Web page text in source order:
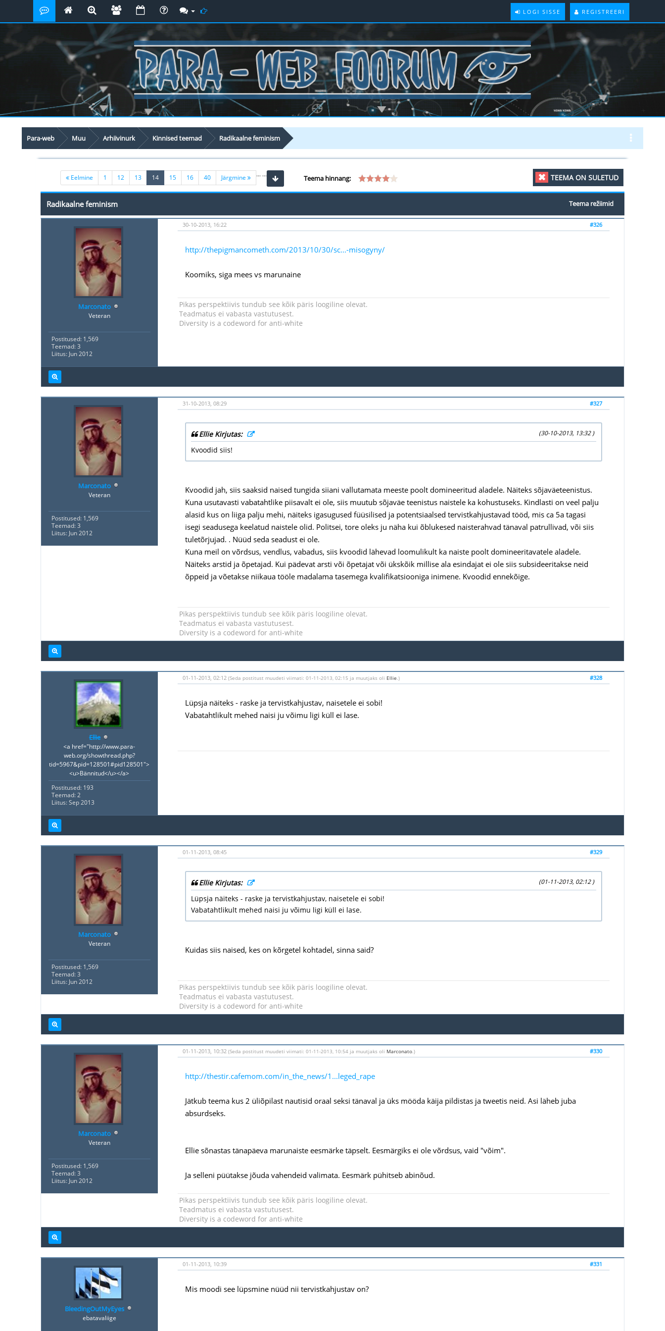
LOGI SISSE REGISTREERI
Para-web Muu Arhiivinurk Kinnised teemad Radikaalne feminism
Eelmine 1 ...
12 13 14(current)
15 16 ...
40 Järgmine TEEMA ON SULETUD
Teema hinnang:
Teema režiimid
Radikaalne feminism
Marconato
Veteran
Postitused: 1,569
Teemad: 3
Liitus: Jun 2012
#326
30-10-2013, 16:22
http://thepigmancometh.com/2013/10/30/sc...-misogyny/
Koomiks, siga mees vs marunaine
Pikas perspektiivis tundub see kõik päris loogiline olevat.
Teadmatus ei vabasta vastutusest.
Diversity is a codeword for anti-white
Marconato
Veteran
Postitused: 1,569
Teemad: 3
Liitus: Jun 2012
#327
31-10-2013, 08:29
(30-10-2013, 13:32 )
Ellie Kirjutas:
Kvoodid siis!
Kvoodid jah, siis saaksid naised tungida siiani vallutamata meeste poolt domineeritud aladele. Näiteks sõjaväeteenistus.
Kuna usutavasti vabatahtlike piisavalt ei ole, siis muutub sõjaväe teenistus naistele ka kohustuseks. Kindlasti on veel palju
alasid kus on liiga palju mehi, näiteks igasugused füüsilised ja potentsiaalsed tervistkahjustavad tööd, mis ca 5a tagasi
isegi seadusega keelatud naistele olid. Politsei, tore oleks ju näha kui õblukesed naisterahvad tänaval patrullivad, või siis
tuletõrjujad. . Nüüd seda seadust ei ole.
Kuna meil on võrdsus, vendlus, vabadus, siis kvoodid lähevad loomulikult ka naiste poolt domineeritavatele aladele.
Näiteks arstid ja õpetajad. Kui pädevat arsti või õpetajat või ükskõik millise ala esindajat ei ole siis subsideeritakse neid
õppeid ja võetakse niikaua tööle madalama tasemega kvalifikatsiooniga inimene. Kvoodid ennekõige.
Pikas perspektiivis tundub see kõik päris loogiline olevat.
Teadmatus ei vabasta vastutusest.
Diversity is a codeword for anti-white
Ellie
<a href="http://www.para-
web.org/showthread.php?
tid=5967&pid=128501#pid128501">
<u>Bännitud</u></a>
Postitused: 193
Teemad: 2
Liitus: Sep 2013
#328
01-11-2013, 02:12 (Seda postitust muudeti viimati: 01-11-2013, 02:15 ja muutjaks oli Ellie.)
Lüpsja näiteks - raske ja tervistkahjustav, naisetele ei sobi!
Vabatahtlikult mehed naisi ju võimu ligi küll ei lase.
Marconato
Veteran
Postitused: 1,569
Teemad: 3
Liitus: Jun 2012
#329
01-11-2013, 08:45
(01-11-2013, 02:12 )
Ellie Kirjutas:
Lüpsja näiteks - raske ja tervistkahjustav, naisetele ei sobi!
Vabatahtlikult mehed naisi ju võimu ligi küll ei lase.
Kuidas siis naised, kes on kõrgetel kohtadel, sinna said?
Pikas perspektiivis tundub see kõik päris loogiline olevat.
Teadmatus ei vabasta vastutusest.
Diversity is a codeword for anti-white
Marconato
Veteran
Postitused: 1,569
Teemad: 3
Liitus: Jun 2012
#330
01-11-2013, 10:32 (Seda postitust muudeti viimati: 01-11-2013, 10:54 ja muutjaks oli Marconato.)
http://thestir.cafemom.com/in_the_news/1...leged_rape
Jätkub teema kus 2 üliõpilast nautisid oraal seksi tänaval ja üks mööda käija pildistas ja tweetis neid. Asi läheb juba
absurdseks.
Ellie sõnastas tänapäeva marunaiste eesmärke täpselt. Eesmärgiks ei ole võrdsus, vaid "võim".
Ja selleni püütakse jõuda vahendeid valimata. Eesmärk pühitseb abinõud.
Pikas perspektiivis tundub see kõik päris loogiline olevat.
Teadmatus ei vabasta vastutusest.
Diversity is a codeword for anti-white
BleedingOutMyEyes
ebatavaliige
#331
01-11-2013, 10:39
Mis moodi see lüpsmine nüüd nii tervistkahjustav on?